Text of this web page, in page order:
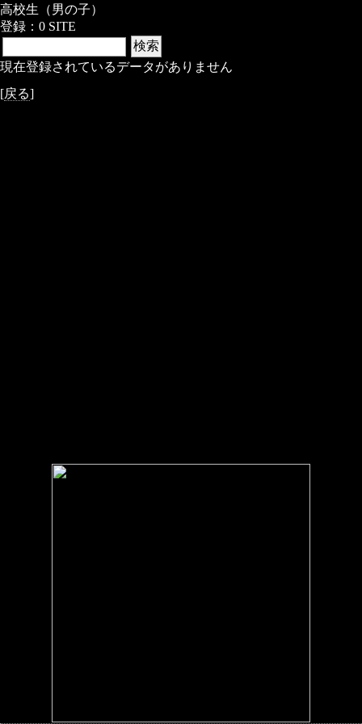
高校生（男の子）
登録：0 SITE
現在登録されているデータがありません
[戻る]